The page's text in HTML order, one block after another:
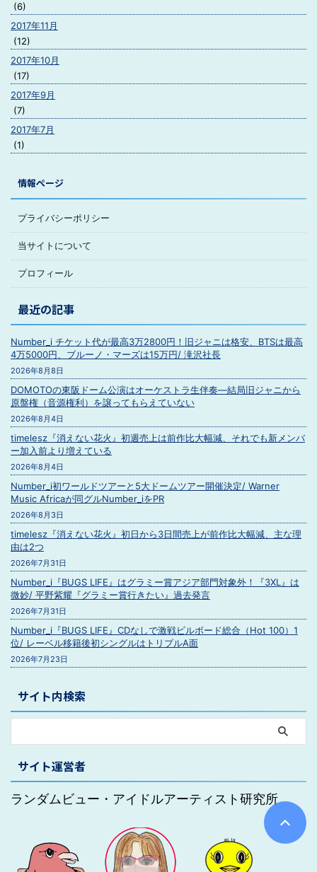
(6)
2017年11月
(12)
2017年10月
(17)
2017年9月
(7)
2017年7月
(1)
情報ページ
プライバシーポリシー
当サイトについて
プロフィール
最近の記事
Number_i チケット代が最高3万2800円！旧ジャニは格安、BTSは最高
4万5000円、ブルーノ・マーズは15万円/ 滝沢社長
2026年8月8日
DOMOTOの東阪ドーム公演はオーケストラ生伴奏―結局旧ジャニから
原盤権（音源権利）を譲ってもらえていない
2026年8月4日
timelesz『消えない花火』初週売上は前作比大幅減、それでも新メンバ
ー加入前より増えている
2026年8月4日
Number_i初ワールドツアーと5大ドームツアー開催決定/ Warner
Music Africaが同グルNumber_iをPR
2026年8月3日
timelesz『消えない花火』初日から3日間売上が前作比大幅減、主な理
由は2つ
2026年7月31日
Number_i『BUGS LIFE』はグラミー賞アジア部門対象外！『3XL』は
微妙/ 平野紫耀『グラミー賞行きたい』過去発言
2026年7月31日
Number_i『BUGS LIFE』CDなしで激戦ビルボード総合（Hot 100）1
位/ レーベル移籍後初シングルはトリプルA面
2026年7月23日
サイト内検索
サイト運営者
ランダムビュー・アイドルアーティスト研究所